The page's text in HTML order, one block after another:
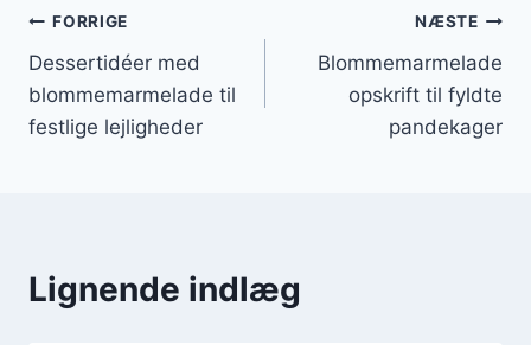
Indlægsnavigation
FORRIGE
Dessertidéer med
blommemarmelade til
festlige lejligheder
NÆSTE
Blommemarmelade
opskrift til fyldte
pandekager
Lignende indlæg